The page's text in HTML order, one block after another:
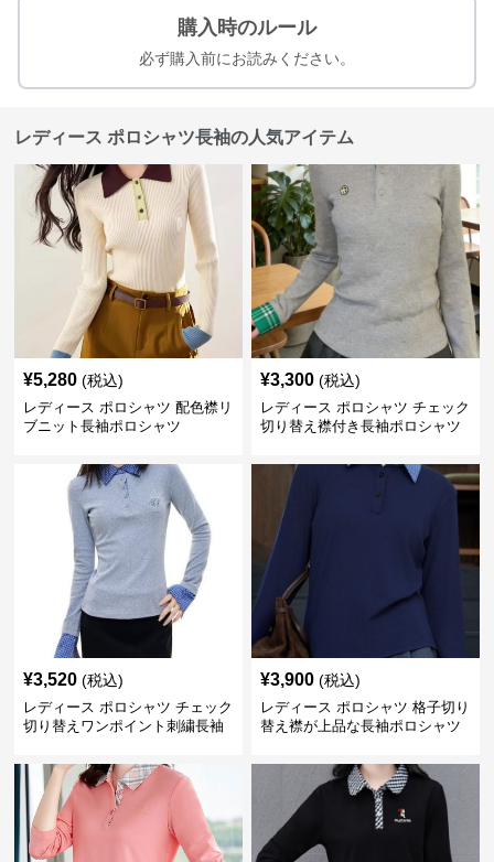
購入時のルール
必ず購入前にお読みください。
レディース ポロシャツ長袖の人気アイテム
¥5,280 (税込)
レディース ポロシャツ 配色襟リ
ブニット長袖ポロシャツ
¥3,300 (税込)
レディース ポロシャツ チェック
切り替え襟付き長袖ポロシャツ
¥3,520 (税込)
レディース ポロシャツ チェック
切り替えワンポイント刺繍長袖
¥3,900 (税込)
レディース ポロシャツ 格子切り
替え襟が上品な長袖ポロシャツ